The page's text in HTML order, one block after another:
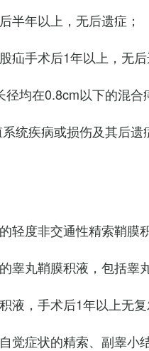
半年以上，无后遗症；
疝手术后1年以上，无后
径均在0.8cm以下的混合
统疾病或损伤及其后
轻度非交通性精索鞘
睾丸鞘膜积液，包括
液，手术后1年以上无
觉症状的精索、副睾